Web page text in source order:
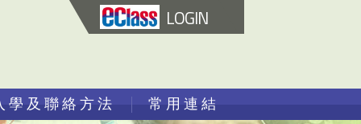
LOGIN
學及聯絡方法 常用連結